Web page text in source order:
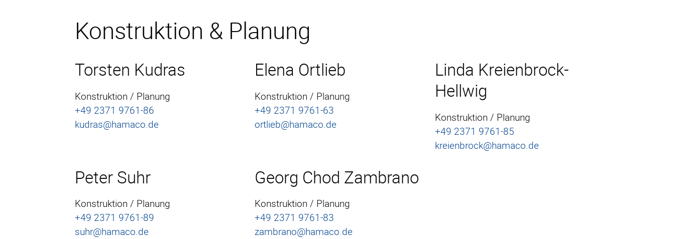
Konstruktion & Planung
Torsten Kudras
Konstruktion / Planung
+49 2371 9761-86
kudras@hamaco.de
Elena Ortlieb
Konstruktion / Planung
+49 2371 9761-63
ortlieb@hamaco.de
Linda Kreienbrock-
Hellwig
Konstruktion / Planung
+49 2371 9761-85
kreienbrock@hamaco.de
Peter Suhr
Konstruktion / Planung
+49 2371 9761-89
suhr@hamaco.de
Georg Chod Zambrano
Konstruktion / Planung
+49 2371 9761-83
zambrano@hamaco.de